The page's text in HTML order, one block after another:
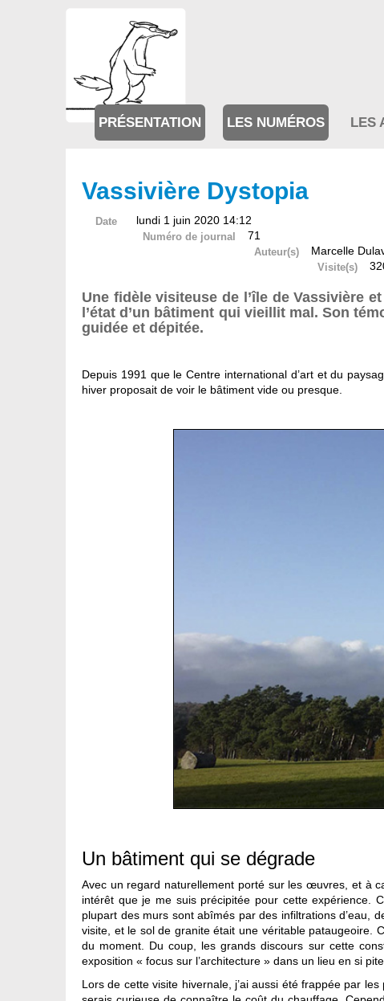
PRÉSENTATION LES NUMÉROS LES
Vassivière Dystopia
Date lundi 1 juin 2020 14:12
Numéro de journal 71
Auteur(s) Marcelle
Visite(s)
Une fidèle visiteuse de l’île de Vassivière
l’état d’un bâtiment qui vieillit mal. Son
guidée et dépitée.
Depuis 1991 que le Centre international d’art et du
hiver proposait de voir le bâtiment vide ou presque.
Un bâtiment qui se dégrade
Avec un regard naturellement porté sur les œuvres, et à
intérêt que je me suis précipitée pour cette expérience.
plupart des murs sont abîmés par des infiltrations d’eau,
visite, et le sol de granite était une véritable pataugeoire.
du moment. Du coup, les grands discours sur cette
exposition « focus sur l’architecture » dans un lieu en si
Lors de cette visite hivernale, j’ai aussi été frappée par